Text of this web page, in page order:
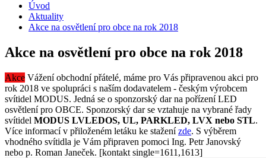
Úvod
Aktuality
Akce na osvětlení pro obce na rok 2018
Akce na osvětlení pro obce na rok 2018
Akce Vážení obchodní přátelé, máme pro Vás připravenou akci pro
rok 2018 ve spolupráci s naším dodavatelem - českým výrobcem
svítidel MODUS. Jedná se o sponzorský dar na pořízení LED
osvětlení pro OBCE. Sponzorský dar se vztahuje na vybrané řady
svítidel MODUS LVLEDOS, UL, PARKLED, LVX nebo STL.
Více informací v přiloženém letáku ke staženízde. S výběrem
vhodného svítidla je Vám připraven pomoci Ing. Petr Janovský
nebo p. Roman Janeček. [kontakt single=1611,1613]